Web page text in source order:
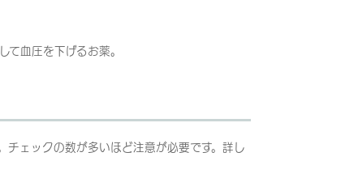
て血圧を下げるお薬。
チェックの数が多いほど注意が必要です。詳し